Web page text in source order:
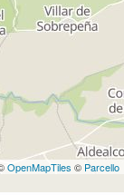
OpenMapTiles © Parcello